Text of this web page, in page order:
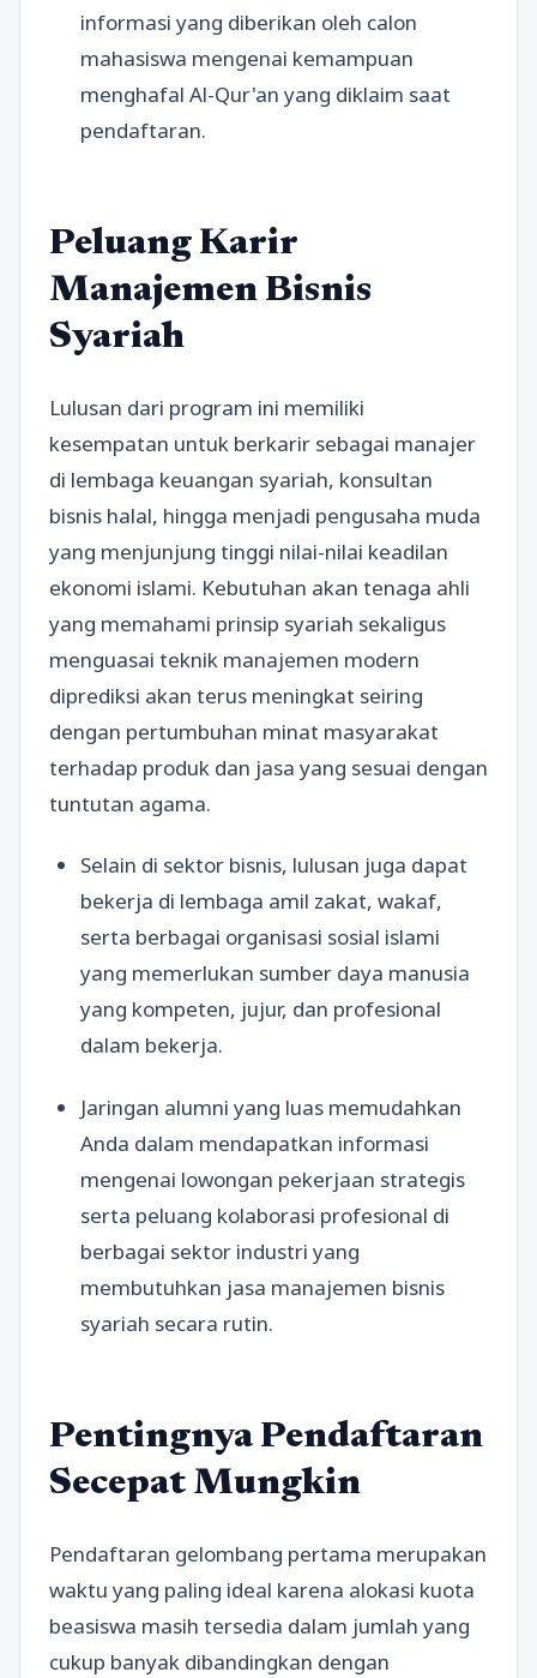
informasi yang diberikan oleh calon
mahasiswa mengenai kemampuan
menghafal Al-Qur'an yang diklaim saat
pendaftaran.
Peluang Karir
Manajemen Bisnis
Syariah
Lulusan dari program ini memiliki
kesempatan untuk berkarir sebagai manajer
di lembaga keuangan syariah, konsultan
bisnis halal, hingga menjadi pengusaha muda
yang menjunjung tinggi nilai-nilai keadilan
ekonomi islami. Kebutuhan akan tenaga ahli
yang memahami prinsip syariah sekaligus
menguasai teknik manajemen modern
diprediksi akan terus meningkat seiring
dengan pertumbuhan minat masyarakat
terhadap produk dan jasa yang sesuai dengan
tuntutan agama.
Selain di sektor bisnis, lulusan juga dapat
bekerja di lembaga amil zakat, wakaf,
serta berbagai organisasi sosial islami
yang memerlukan sumber daya manusia
yang kompeten, jujur, dan profesional
dalam bekerja.
Jaringan alumni yang luas memudahkan
Anda dalam mendapatkan informasi
mengenai lowongan pekerjaan strategis
serta peluang kolaborasi profesional di
berbagai sektor industri yang
membutuhkan jasa manajemen bisnis
syariah secara rutin.
Pentingnya Pendaftaran
Secepat Mungkin
Pendaftaran gelombang pertama merupakan
waktu yang paling ideal karena alokasi kuota
beasiswa masih tersedia dalam jumlah yang
cukup banyak dibandingkan dengan